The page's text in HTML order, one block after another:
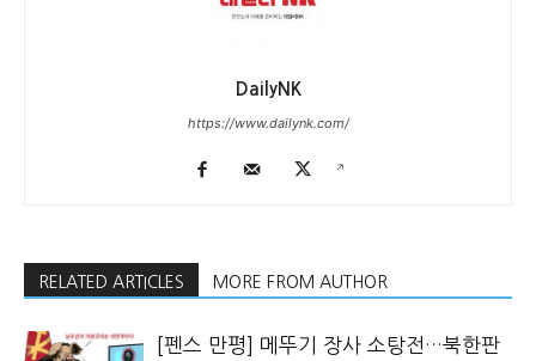
DailyNK
https://www.dailynk.com/
RELATED ARTICLES MORE FROM AUTHOR
[펜스 만평] 메뚜기 장사 소탕전…북한판